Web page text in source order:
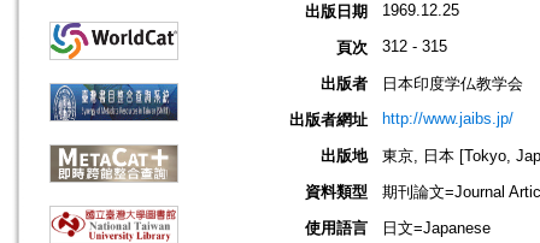
出版日期
1969.12.25
頁次 312 - 315
出版者
日本印度学仏教学会
出版者網址
http://www.jaibs.jp/
出版地
東京, 日本 [Tokyo,
資料類型
期刊論文=Journal
使用語言
日文=Japanese